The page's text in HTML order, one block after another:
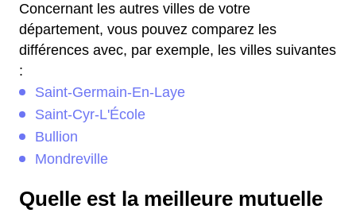
Concernant les autres villes de votre
département, vous pouvez comparez les
différences avec, par exemple, les villes suivantes
:
Saint-Germain-En-Laye
Saint-Cyr-L'École
Bullion
Mondreville
Quelle est la meilleure mutuelle